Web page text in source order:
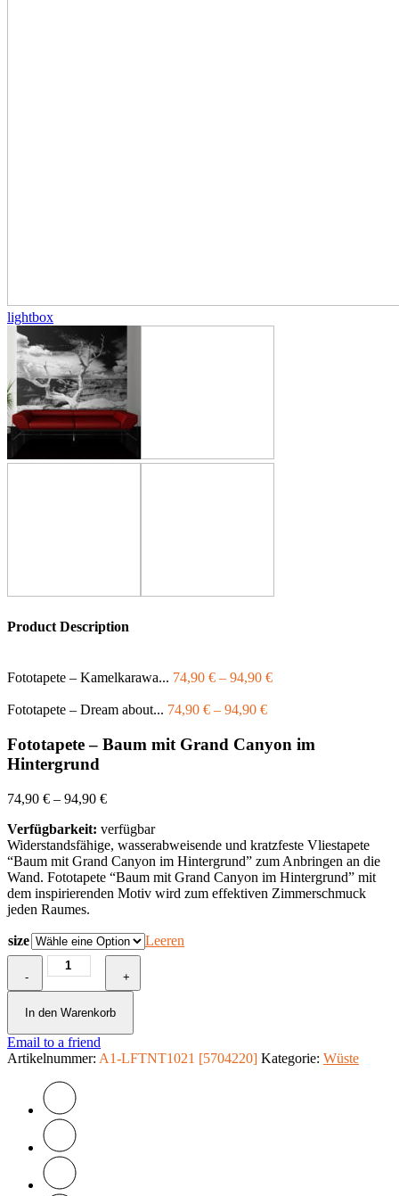
lightbox
Product Description
Fototapete – Kamelkarawa... 74,90 € – 94,90 €
Fototapete – Dream about... 74,90 € – 94,90 €
Fototapete – Baum mit Grand Canyon im
Hintergrund
74,90 € – 94,90 €
Verfügbarkeit: verfügbar
Widerstandsfähige, wasserabweisende und kratzfeste Vliestapete
“Baum mit Grand Canyon im Hintergrund” zum Anbringen an die
Wand. Fototapete “Baum mit Grand Canyon im Hintergrund” mit
dem inspirierenden Motiv wird zum effektiven Zimmerschmuck
jeden Raumes.
size Leeren
-
Fototapete
-
Baum
mit
Canyon
im
Menge
+
In den Warenkorb
Email to a friend
Artikelnummer: A1-LFTNT1021 [5704220] Kategorie: Wüste